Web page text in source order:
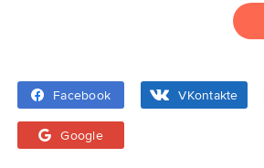
Facebook VKontakte
Google